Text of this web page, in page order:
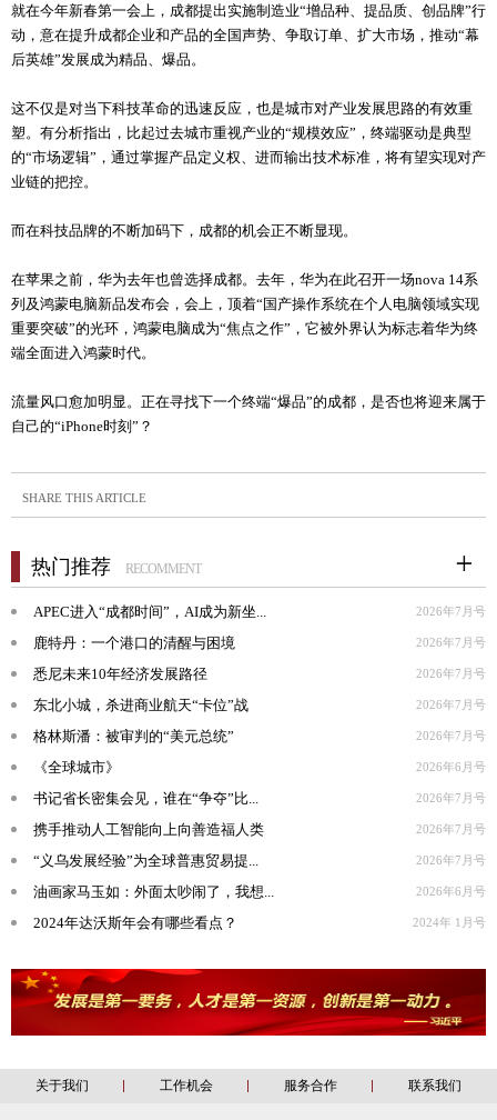
就在今年新春第一会上，成都提出实施制造业“增品种、提品质、创品牌”行
动，意在提升成都企业和产品的全国声势、争取订单、扩大市场，推动“幕
后英雄”发展成为精品、爆品。
这不仅是对当下科技革命的迅速反应，也是城市对产业发展思路的有效重
塑。有分析指出，比起过去城市重视产业的“规模效应”，终端驱动是典型
的“市场逻辑”，通过掌握产品定义权、进而输出技术标准，将有望实现对产
业链的把控。
而在科技品牌的不断加码下，成都的机会正不断显现。
在苹果之前，华为去年也曾选择成都。去年，华为在此召开一场nova 14系
列及鸿蒙电脑新品发布会，会上，顶着“国产操作系统在个人电脑领域实现
重要突破”的光环，鸿蒙电脑成为“焦点之作”，它被外界认为标志着华为终
端全面进入鸿蒙时代。
流量风口愈加明显。正在寻找下一个终端“爆品”的成都，是否也将迎来属于
自己的“iPhone时刻”？
SHARE THIS ARTICLE
热门推荐 RECOMMENT
APEC进入“成都时间”，AI成为新坐... 2026年7月号
鹿特丹：一个港口的清醒与困境 2026年7月号
悉尼未来10年经济发展路径 2026年7月号
东北小城，杀进商业航天“卡位”战 2026年7月号
格林斯潘：被审判的“美元总统” 2026年7月号
《全球城市》 2026年6月号
书记省长密集会见，谁在“争夺”比... 2026年7月号
携手推动人工智能向上向善造福人类 2026年7月号
“义乌发展经验”为全球普惠贸易提... 2026年7月号
油画家马玉如：外面太吵闹了，我想... 2026年6月号
2024年达沃斯年会有哪些看点？ 2024年 1月号
关于我们 工作机会 服务合作 联系我们